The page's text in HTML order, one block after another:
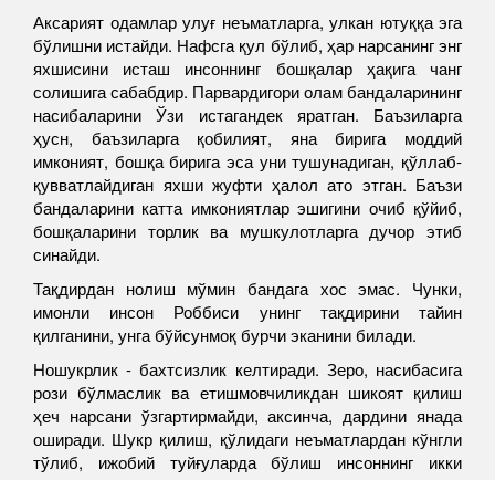
Аксарият одамлар улуғ неъматларга, улкан ютуққа эга
бўлишни истайди. Нафсга қул бўлиб, ҳар нарсанинг энг
яхшисини исташ инсоннинг бошқалар ҳақига чанг
солишига сабабдир. Парвардигори олам бандаларининг
насибаларини Ўзи истагандек яратган. Баъзиларга
ҳусн, баъзиларга қобилият, яна бирига моддий
имконият, бошқа бирига эса уни тушунадиган, қўллаб-
қувватлайдиган яхши жуфти ҳалол ато этган. Баъзи
бандаларини катта имкониятлар эшигини очиб қўйиб,
бошқаларини торлик ва мушкулотларга дучор этиб
синайди.
Тақдирдан нолиш мўмин бандага хос эмас. Чунки,
имонли инсон Роббиси унинг тақдирини тайин
қилганини, унга бўйсунмоқ бурчи эканини билади.
Ношукрлик - бахтсизлик келтиради. Зеро, насибасига
рози бўлмаслик ва етишмовчиликдан шикоят қилиш
ҳеч нарсани ўзгартирмайди, аксинча, дардини янада
оширади. Шукр қилиш, қўлидаги неъматлардан кўнгли
тўлиб, ижобий туйғуларда бўлиш инсоннинг икки